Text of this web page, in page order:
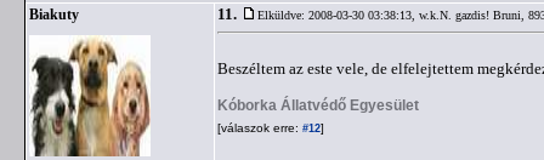
Biakuty 11. Elküldve: 2008-03-30 03:38:13, w.k.N. gazdis! Bruni,
Beszéltem az este vele, de elfelejtettem
Kóborka Állatvédő Egyesület
[válaszok erre: #12]